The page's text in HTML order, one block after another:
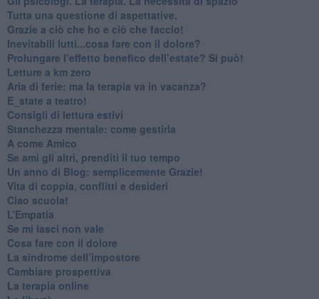
​Tutta una questione di aspettative.
​Grazie a ciò che ho e ciò che faccio!
​Inevitabili lutti...cosa fare con il dolore?
Prolungare l’effetto benefico dell’estate? Si può!
​Letture a km zero
​Aria di ferie: ma la terapia va in vacanza?
​E_state a teatro!
​Consigli di lettura estivi
​Stanchezza mentale: come gestirla
​A come Amico
​Se ami gli altri, prenditi il tuo tempo
​Un anno di Blog: semplicemente Grazie!
​Vita di coppia, conflitti e desideri
​Ciao scuola!
​L’Empatia
​Se mi lasci non vale
Cosa fare con il dolore
​La sindrome dell’impostore
​Cambiare prospettiva
La terapia online